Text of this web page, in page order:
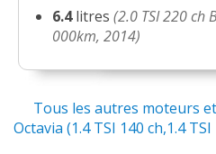
6.4 litres(2.0 TSI 220 ch
000km, 2014)
Tous les autres moteurs
Octavia (1.4 TSI 140 ch,1.4